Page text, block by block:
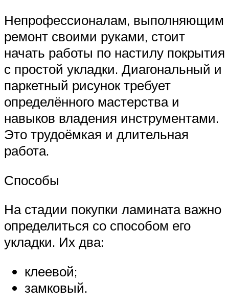
Непрофессионалам, выполняющим
ремонт своими руками, стоит
начать работы по настилу покрытия
с простой укладки. Диагональный и
паркетный рисунок требует
определённого мастерства и
навыков владения инструментами.
Это трудоёмкая и длительная
работа.
Способы
На стадии покупки ламината важно
определиться со способом его
укладки. Их два:
клеевой;
замковый.